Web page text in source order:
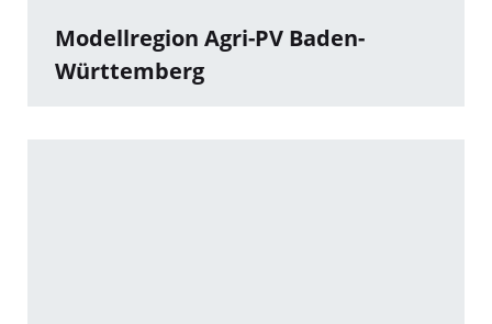
Modellregion Agri-PV Baden-
Württemberg